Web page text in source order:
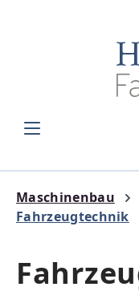
Maschinenbau
Fahrzeugtechnik